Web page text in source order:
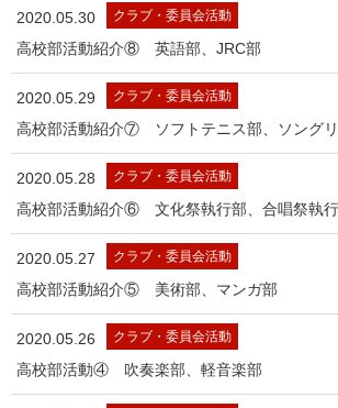
2020.05.30 クラブ・委員会活動
高校部活動紹介⑧ 英語部、JRC部
2020.05.29 クラブ・委員会活動
高校部活動紹介⑦ ソフトテニス部、ソング
2020.05.28 クラブ・委員会活動
高校部活動紹介⑥ 文化祭執行部、合唱祭執
2020.05.27 クラブ・委員会活動
高校部活動紹介⑤ 美術部、マンガ部
2020.05.26 クラブ・委員会活動
高校部活動④ 吹奏楽部、軽音楽部